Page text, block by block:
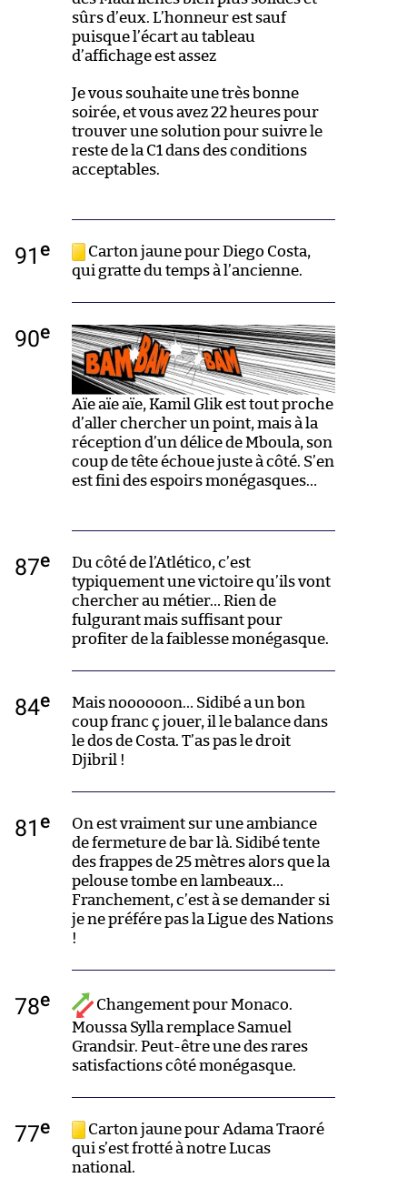
sûrs d’eux. L’honneur est sauf
puisque l’écart au tableau
d’affichage est assez
Je vous souhaite une très bonne
soirée, et vous avez 22 heures pour
trouver une solution pour suivre le
reste de la C1 dans des conditions
acceptables.
91 e
Carton jaune pour Diego Costa,
qui gratte du temps à l’ancienne.
90e
Aïe aïe aïe, Kamil Glik est tout proche
d’aller chercher un point, mais à la
réception d’un délice de Mboula, son
coup de tête échoue juste à côté. S’en
est fini des espoirs monégasques…
87e
Du côté de l’Atlético, c’est
typiquement une victoire qu’ils vont
chercher au métier… Rien de
fulgurant mais suffisant pour
profiter de la faiblesse monégasque.
84e
Mais noooooon… Sidibé a un bon
coup franc ç jouer, il le balance dans
le dos de Costa. T’as pas le droit
Djibril !
81 e
On est vraiment sur une ambiance
de fermeture de bar là. Sidibé tente
des frappes de 25 mètres alors que la
pelouse tombe en lambeaux…
Franchement, c’est à se demander si
je ne préfére pas la Ligue des Nations
!
78e
Changement pour Monaco.
Moussa Sylla remplace Samuel
Grandsir. Peut-être une des rares
satisfactions côté monégasque.
77e
Carton jaune pour Adama Traoré
qui s’est frotté à notre Lucas
national.